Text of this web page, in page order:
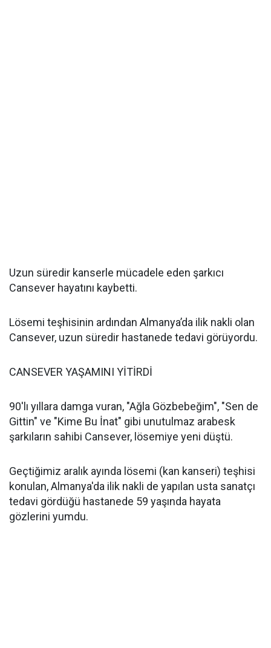
Uzun süredir kanserle mücadele eden şarkıcı
Cansever hayatını kaybetti.
Lösemi teşhisinin ardından Almanya’da ilik nakli olan
Cansever, uzun süredir hastanede tedavi görüyordu.
CANSEVER YAŞAMINI YİTİRDİ
90'lı yıllara damga vuran, "Ağla Gözbebeğim", "Sen de
Gittin" ve "Kime Bu İnat" gibi unutulmaz arabesk
şarkıların sahibi Cansever, lösemiye yeni düştü.
Geçtiğimiz aralık ayında lösemi (kan kanseri) teşhisi
konulan, Almanya'da ilik nakli de yapılan usta sanatçı
tedavi gördüğü hastanede 59 yaşında hayata
gözlerini yumdu.